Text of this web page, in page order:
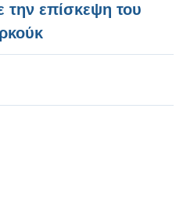
την επίσκεψη του